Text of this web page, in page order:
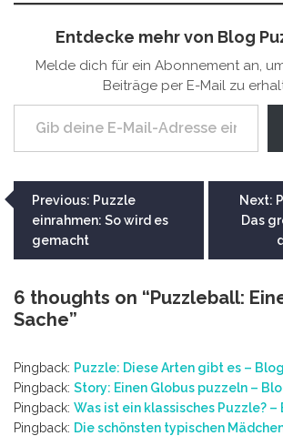
Entdecke mehr von Blog
Melde dich für ein Abonnement an,
Beiträge per E-Mail zu
Gib deine E-Mail-Adresse ein ...
Beitragsnavigation
Previous: Puzzle
einrahmen: So wird es
gemacht
Next:
Das
6 thoughts on “Puzzleball:
Sache”
Pingback: Puzzle: Diese Arten gibt es –
Pingback: Story: Einen Globus puzzeln –
Pingback: Was ist ein klassisches Puzzle?
Pingback: Die schönsten typischen